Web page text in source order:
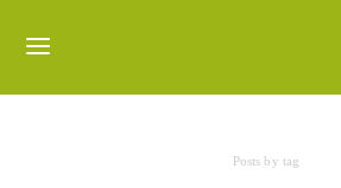
Posts by tag